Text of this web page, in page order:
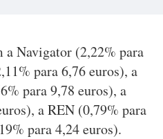
a Navigator (2,22% para
para 6,76 euros), a
para 9,78 euros), a
a REN (0,79% para
para 4,24 euros).